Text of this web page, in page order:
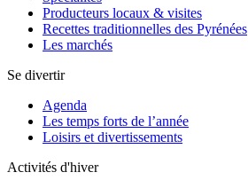
Producteurs locaux & visites
Recettes traditionnelles des Pyrénées
Les marchés
Se divertir
Agenda
Les temps forts de l’année
Loisirs et divertissements
Activités d'hiver